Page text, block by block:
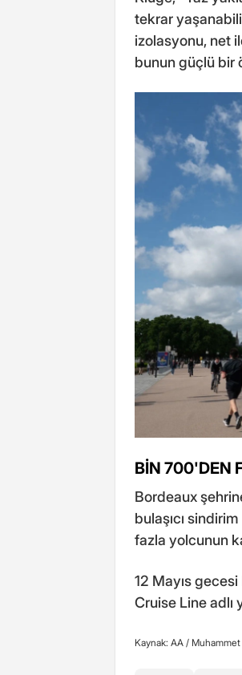
tekrar
izolasyonu, net
bunun güçlü bir
BİN 700'DEN
Bordeaux
bulaşıcı
fazla yolcunun
12 Mayıs
Cruise Line
Kaynak: AA /